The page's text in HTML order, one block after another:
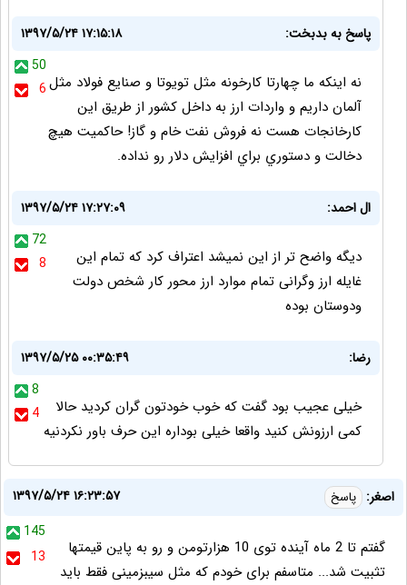
پاسخ به بدبخت:
۱۳۹۷/۵/۲۴ ۱۷:۱۵:۱۸
50
6نه اينكه ما چهارتا كارخونه مثل تويوتا و صنايع فولاد مثل
آلمان داريم و واردات ارز به داخل كشور از طريق اين
كارخانجات هست نه فروش نفت خام و گاز! حاكميت هيچ
دخالت و دستوري براي افزايش دلار رو نداده.
ال احمد:
۱۳۹۷/۵/۲۴ ۱۷:۲۷:۰۹
72
8
دیگه واضح تر از این نمیشد اعتراف کرد که تمام این
غایله ارز وگرانی تمام موارد ارز محور کار شخص دولت
ودوستان بوده
رضا:
۱۳۹۷/۵/۲۵ ۰۰:۳۵:۴۹
8
4
خیلی عجیب بود گفت که خوب خودتون گران کردید حالا
کمی ارزونش کنید واقعا خیلی بوداره این حرف باور نکردنیه
اصغر: پاسخ
۱۳۹۷/۵/۲۴ ۱۶:۲۳:۵۷
145
13
گفتم تا 2 ماه آینده توی 10 هزارتومن و رو به پاین قیمتها
تثبیت شد... متاسفم برای خودم که مثل سیبزمینی فقط باید